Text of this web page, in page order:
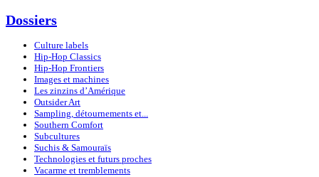
Dossiers
Culture labels
Hip-Hop Classics
Hip-Hop Frontiers
Images et machines
Les zinzins d’Amérique
Outsider Art
Sampling, détournements et...
Southern Comfort
Subcultures
Suchis & Samouraïs
Technologies et futurs proches
Vacarme et tremblements